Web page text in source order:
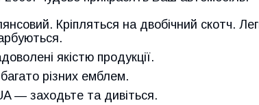
Кріпляться на двобічний скотч.
якістю продукції.
різних емблем.
— заходьте та дивіться.